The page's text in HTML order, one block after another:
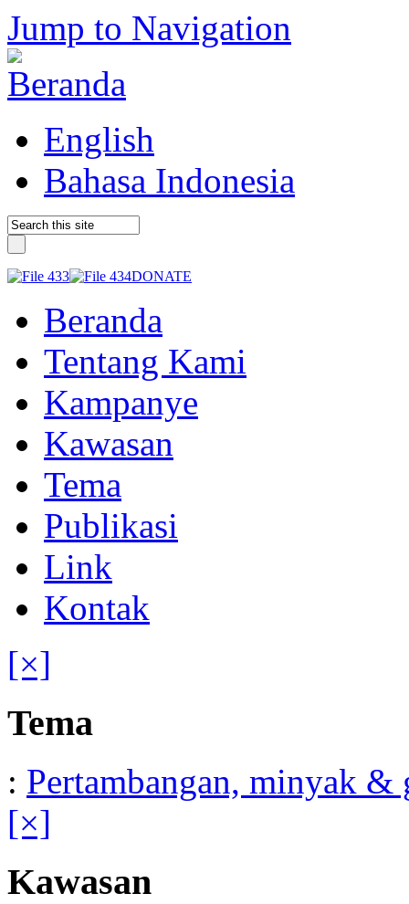
Jump to Navigation
English
Bahasa Indonesia
DONATE
Beranda
Tentang Kami
Kampanye
Kawasan
Tema
Publikasi
Link
Kontak
[×]
Tema
: Pertambangan, minyak &
[×]
Kawasan